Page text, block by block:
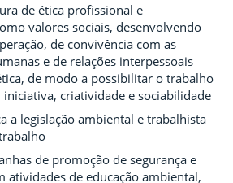
de ética profissional e
valores sociais, desenvolvendo
de convivência com as
e de relações interpessoais
de modo a possibilitar o trabalho
criatividade e sociabilidade
a legislação ambiental e trabalhista
de promoção de segurança e
atividades de educação ambiental,